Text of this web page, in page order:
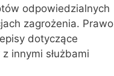
odpowiedzialnych
zagrożenia. Prawo
dotyczące
innymi służbami